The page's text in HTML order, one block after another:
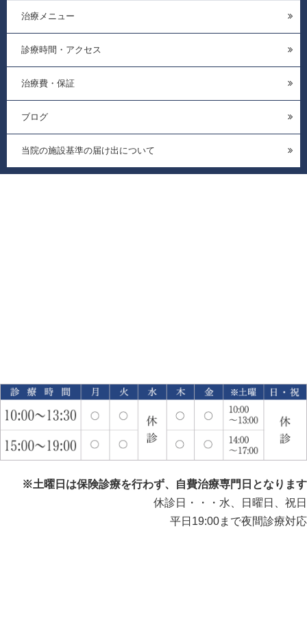
治療メニュー
診療時間・アクセス
治療費・保証
ブログ
当院の施設基準の届け出について
※土曜日は保険診療を行わず、自費治療専門日となります
休診日・・・水、日曜日、祝日
平日19:00まで夜間診療対応